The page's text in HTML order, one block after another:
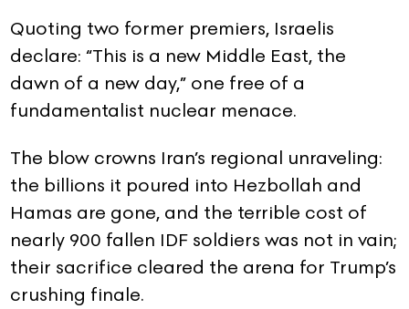
Quoting two former premiers, Israelis
declare: “This is a new Middle East, the
dawn of a new day,” one free of a
fundamentalist nuclear menace.
The blow crowns Iran’s regional unraveling:
the billions it poured into Hezbollah and
Hamas are gone, and the terrible cost of
nearly 900 fallen IDF soldiers was not in vain;
their sacrifice cleared the arena for Trump’s
crushing finale.